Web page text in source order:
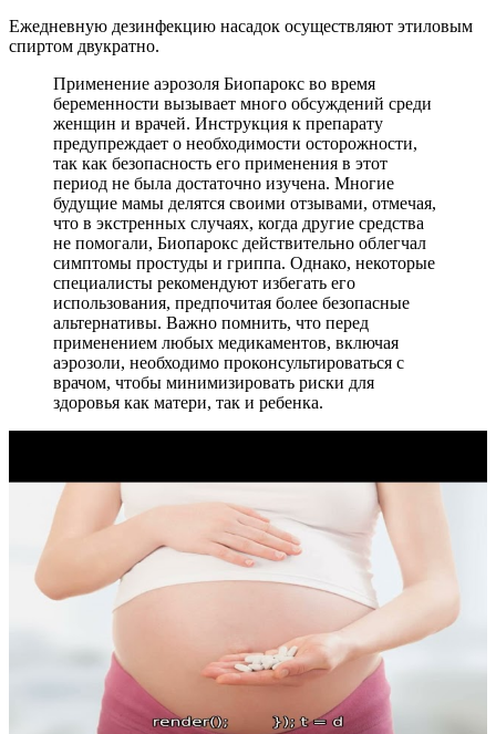
Ежедневную дезинфекцию насадок осуществляют этиловым
спиртом двукратно.
Применение аэрозоля Биопарокс во время
беременности вызывает много обсуждений среди
женщин и врачей. Инструкция к препарату
предупреждает о необходимости осторожности,
так как безопасность его применения в этот
период не была достаточно изучена. Многие
будущие мамы делятся своими отзывами, отмечая,
что в экстренных случаях, когда другие средства
не помогали, Биопарокс действительно облегчал
симптомы простуды и гриппа. Однако, некоторые
специалисты рекомендуют избегать его
использования, предпочитая более безопасные
альтернативы. Важно помнить, что перед
применением любых медикаментов, включая
аэрозоли, необходимо проконсультироваться с
врачом, чтобы минимизировать риски для
здоровья как матери, так и ребенка.